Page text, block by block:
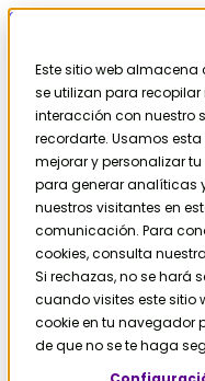
Este sitio web almacena
se utilizan para
interacción con nuestro
recordarte. Usamos
mejorar y personalizar
para generar analíticas
nuestros visitantes en
comunicación. Para
cookies, consulta
Si rechazas, no se hará
cuando visites este sitio
cookie en tu navegador
de que no se te haga
Skip to content
Contáctanos
Servicios
HubSpot
Migración
Salesforce a
Microsoft
Pipedrive a
Zendesk a
Recursos